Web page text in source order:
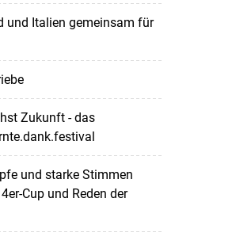
und Italien gemeinsam für
Zukunft - das
und starke Stimmen
Cup und Reden der